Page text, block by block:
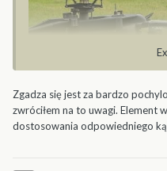
Zgadza się jest za bardzo
zwróciłem na to uwagi. Element
dostosowania odpowiedniego